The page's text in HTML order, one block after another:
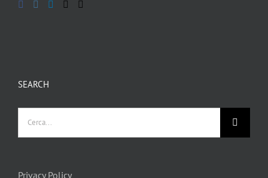
SEARCH
Privacy Policy